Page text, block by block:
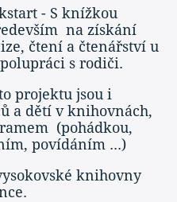
- S knížkou
na získání
čtení a čtenářství u
s rodiči.
projektu jsou i
a dětí v knihovnách,
(pohádkou,
povídáním ...)
knihovny